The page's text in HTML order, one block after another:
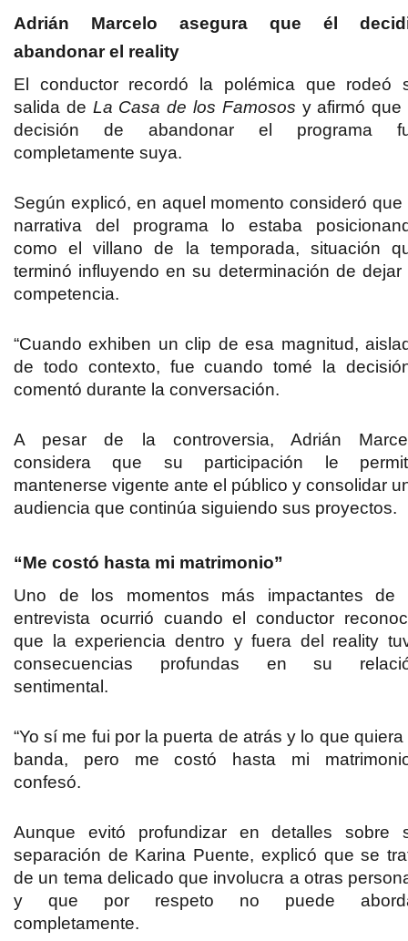
Adrián Marcelo asegura que él
abandonar el reality
El conductor recordó la polémica que rodeó
salida de La Casa de los Famosos y afirmó que
decisión de abandonar el programa
completamente suya.
Según explicó, en aquel momento consideró que
narrativa del programa lo estaba
como el villano de la temporada, situación
terminó influyendo en su determinación de dejar
competencia.
“Cuando exhiben un clip de esa magnitud,
de todo contexto, fue cuando tomé la
comentó durante la conversación.
A pesar de la controversia, Adrián
considera que su participación le
mantenerse vigente ante el público y consolidar
audiencia que continúa siguiendo sus proyectos.
“Me costó hasta mi matrimonio”
Uno de los momentos más impactantes de
entrevista ocurrió cuando el conductor
que la experiencia dentro y fuera del reality
consecuencias profundas en su
sentimental.
“Yo sí me fui por la puerta de atrás y lo que quiera
banda, pero me costó hasta mi
confesó.
Aunque evitó profundizar en detalles sobre
separación de Karina Puente, explicó que se
de un tema delicado que involucra a otras
y que por respeto no puede
completamente.